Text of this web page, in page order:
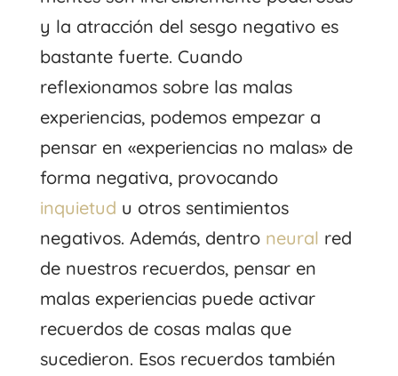
y la atracción del sesgo negativo es
bastante fuerte. Cuando
reflexionamos sobre las malas
experiencias, podemos empezar a
pensar en «experiencias no malas» de
forma negativa, provocando
inquietud u otros sentimientos
negativos. Además, dentro neural red
de nuestros recuerdos, pensar en
malas experiencias puede activar
recuerdos de cosas malas que
sucedieron. Esos recuerdos también